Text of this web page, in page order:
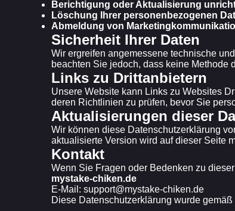
Berichtigung oder Aktualisierung
Löschung Ihrer personenbezogenen
Abmeldung von
Sicherheit Ihrer Daten
Wir ergreifen angemessene technische
beachten Sie jedoch, dass keine Methode
Links zu Drittanbietern
Unsere Website kann Links zu Websites
deren Richtlinien zu prüfen, bevor Sie
Aktualisierungen dieser
Wir können diese Datenschutzerklärung
aktualisierte Version wird auf dieser Seite
Kontakt
Wenn Sie Fragen oder Bedenken zu
mystake-chiken.de
E-Mail: support@mystake-chiken.de
Diese Datenschutzerklärung wurde